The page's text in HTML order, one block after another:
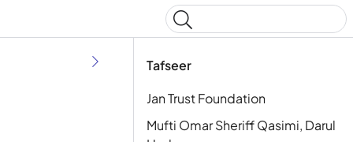
Tafseer
Jan Trust Foundation
Mufti Omar Sheriff Qasimi, Darul